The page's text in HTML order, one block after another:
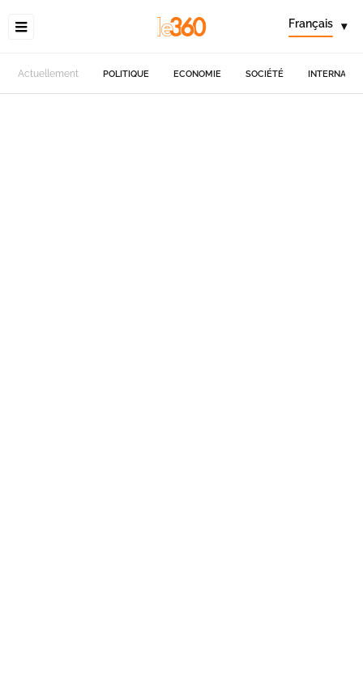
Français ▾
Actuellement POLITIQUE ECONOMIE SOCIÉTÉ